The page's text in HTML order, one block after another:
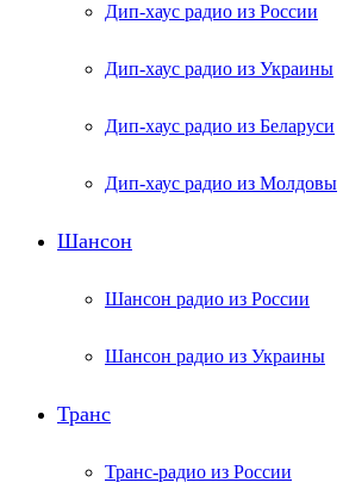
Дип-хаус радио из России
Дип-хаус радио из Украины
Дип-хаус радио из Беларуси
Дип-хаус радио из Молдовы
Шансон
Шансон радио из России
Шансон радио из Украины
Транс
Транс-радио из России